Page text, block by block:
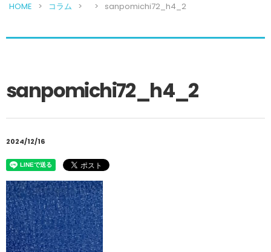
HOME コラム sanpomichi72_h4_2
sanpomichi72_h4_2
2024/12/16